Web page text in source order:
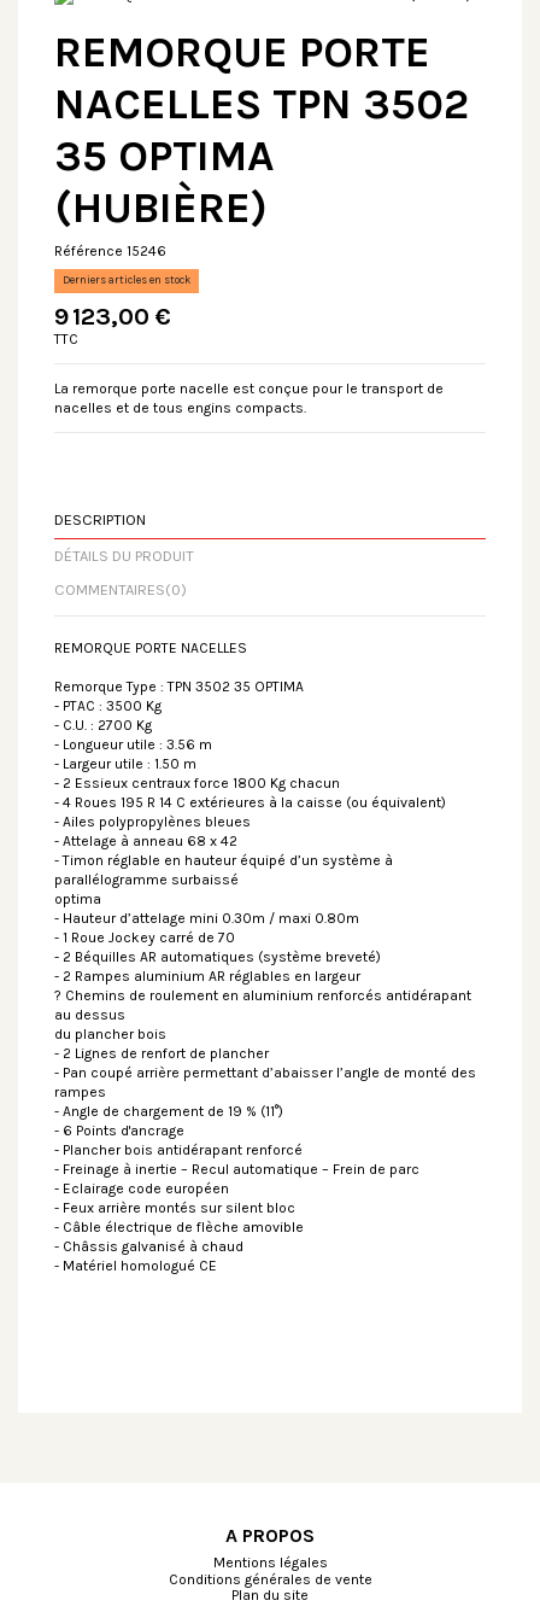
REMORQUE PORTE
NACELLES TPN 3502
35 OPTIMA
(HUBIÈRE)
Référence 15246
Derniers articles en stock
9 123,00 €
TTC
La remorque porte nacelle est conçue pour le transport de
nacelles et de tous engins compacts.
DESCRIPTION
DÉTAILS DU PRODUIT
COMMENTAIRES(0)
REMORQUE PORTE NACELLES
Remorque Type : TPN 3502 35 OPTIMA
- PTAC : 3500 Kg
- C.U. : 2700 Kg
- Longueur utile : 3.56 m
- Largeur utile : 1.50 m
- 2 Essieux centraux force 1800 Kg chacun
- 4 Roues 195 R 14 C extérieures à la caisse (ou équivalent)
- Ailes polypropylènes bleues
- Attelage à anneau 68 x 42
- Timon réglable en hauteur équipé d’un système à
parallélogramme surbaissé
optima
- Hauteur d’attelage mini 0.30m / maxi 0.80m
- 1 Roue Jockey carré de 70
- 2 Béquilles AR automatiques (système breveté)
- 2 Rampes aluminium AR réglables en largeur
? Chemins de roulement en aluminium renforcés antidérapant
au dessus
du plancher bois
- 2 Lignes de renfort de plancher
- Pan coupé arrière permettant d’abaisser l’angle de monté des
rampes
- Angle de chargement de 19 % (11°)
- 6 Points d'ancrage
- Plancher bois antidérapant renforcé
- Freinage à inertie – Recul automatique – Frein de parc
- Eclairage code européen
- Feux arrière montés sur silent bloc
- Câble électrique de flèche amovible
- Châssis galvanisé à chaud
- Matériel homologué CE
A PROPOS
Mentions légales
Conditions générales de vente
Plan du site